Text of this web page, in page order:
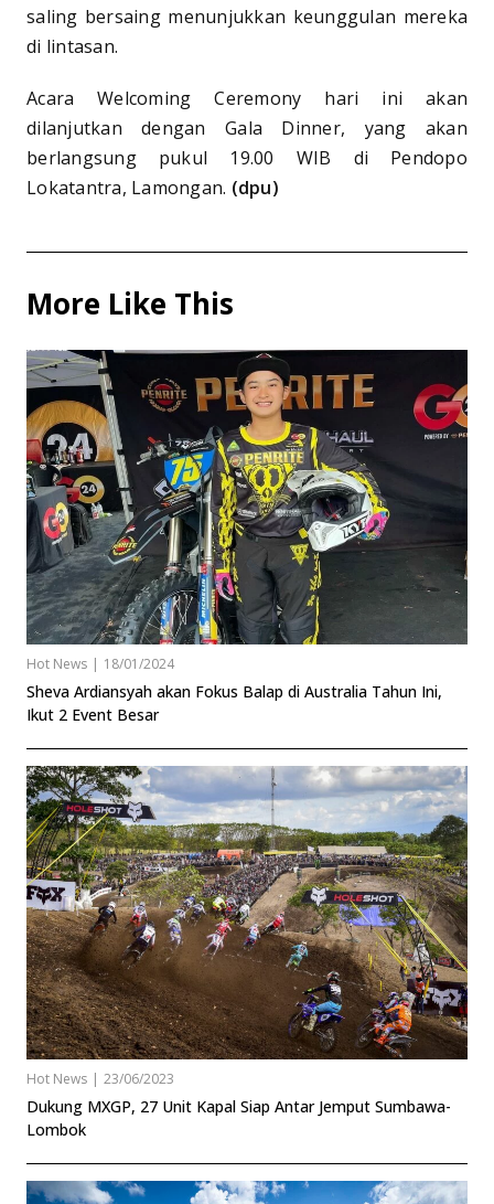
saling bersaing menunjukkan keunggulan mereka
di lintasan.
Acara Welcoming Ceremony hari ini akan
dilanjutkan dengan Gala Dinner, yang akan
berlangsung pukul 19.00 WIB di Pendopo
Lokatantra, Lamongan. (dpu)
More Like This
Hot News | 18/01/2024
Sheva Ardiansyah akan Fokus Balap di Australia Tahun Ini,
Ikut 2 Event Besar
Hot News | 23/06/2023
Dukung MXGP, 27 Unit Kapal Siap Antar Jemput Sumbawa-
Lombok